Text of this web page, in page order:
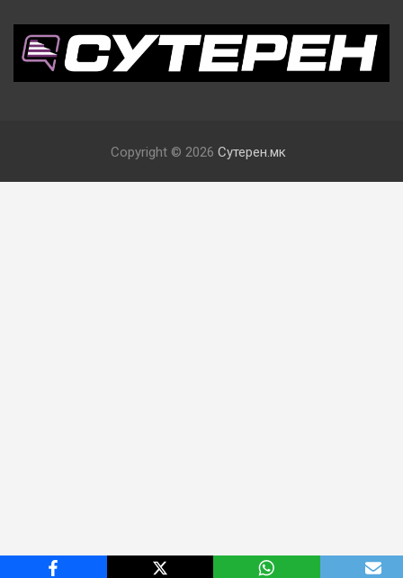
Copyright © 2026 Сутерен.мк